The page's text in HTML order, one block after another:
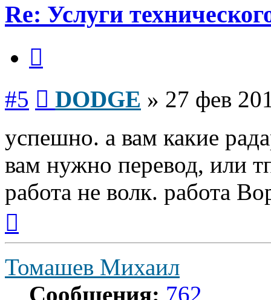
Re: Услуги
#5 DODGE » 27 фев
успешно. а вам какие
вам нужно перевод, или
работа не волк. работа
началу
Томашев Михаил
Сообщения: 762